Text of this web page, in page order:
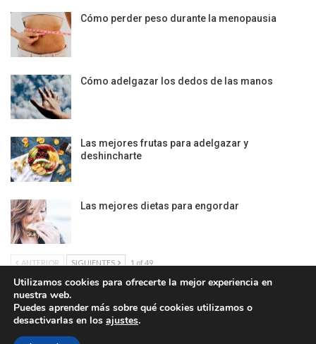
Cómo perder peso durante la menopausia
Cómo adelgazar los dedos de las manos
Las mejores frutas para adelgazar y
deshincharte
Las mejores dietas para engordar
ANTERIOR SIGUIENTES 1 of 49
Condiciones Legales
Utilizamos cookies para ofrecerte la mejor experiencia en
nuestra web.
Puedes aprender más sobre qué cookies utilizamos o
desactivarlas en los ajustes.